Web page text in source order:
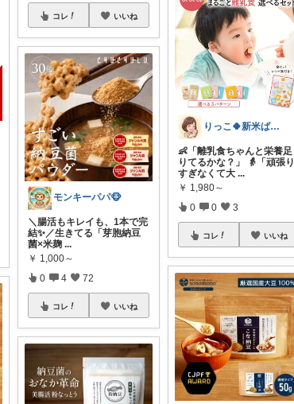
コレ いいね
モンキーパパ🐵
＼腸活もキレイも、1本で完
結✨／ ​生きてる「芽胞納豆
菌×米麹 ...
￥ 1,000～
0 4 72
コレ いいね
りっこ🍀新米ばぁばの子育て応援隊
👶「離乳食ちゃんと栄養足
りてるかな？」 👵「頑張り
すぎなくて大 ...
￥ 1,980～
0 0 3
コレ いいね